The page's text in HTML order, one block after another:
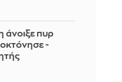
άνοιξε πυρ
-